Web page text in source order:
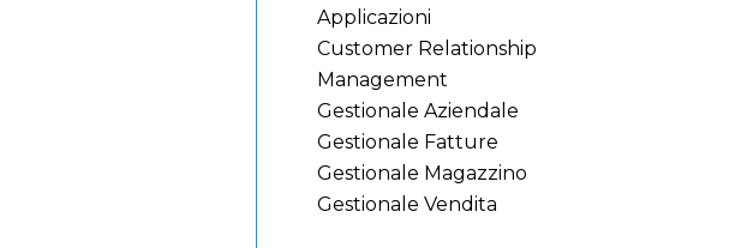
Applicazioni
Customer Relationship
Management
Gestionale Aziendale
Gestionale Fatture
Gestionale Magazzino
Gestionale Vendita